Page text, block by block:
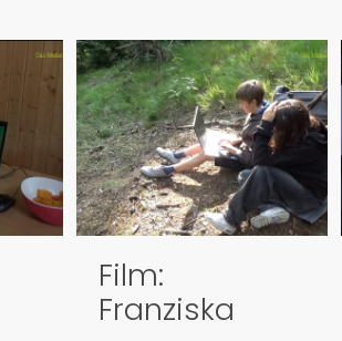
Film:
Franziska